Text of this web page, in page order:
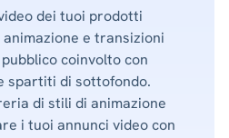
dei tuoi prodotti
e transizioni
coinvolto con
spartiti di sottofondo.
di stili di animazione
i tuoi annunci video con